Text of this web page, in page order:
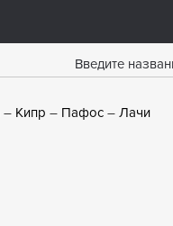
Кипр Пафос Лачи